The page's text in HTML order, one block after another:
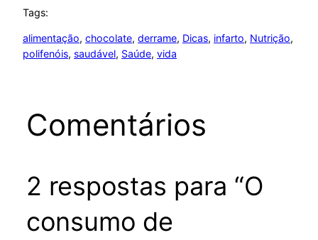
Tags:
alimentação, chocolate, derrame, Dicas, infarto, Nutrição
polifenóis, saudável, Saúde, vida
Comentários
2 respostas para “O
consumo de